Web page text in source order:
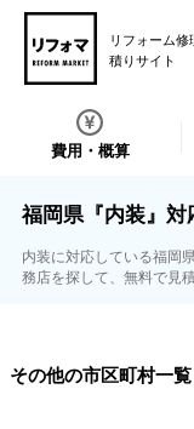
リフォーム修
積りサイト
費用・概算
福岡県『内装』
内装に対応している福岡
務店を探して、無料で見
その他の市区町村一覧